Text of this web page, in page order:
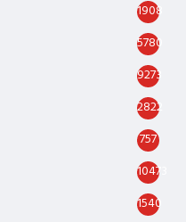
1908
5780
9273
2822
757
10473
1540